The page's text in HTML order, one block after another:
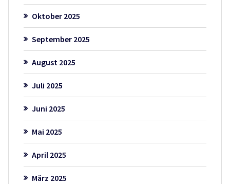
Oktober 2025
September 2025
August 2025
Juli 2025
Juni 2025
Mai 2025
April 2025
März 2025